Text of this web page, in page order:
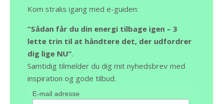
Kom straks igang med e-guiden:
“Sådan får du din energi tilbage igen – 3
lette trin til at håndtere det, der udfordrer
dig lige NU”.
Samtidig tilmelder du dig mit nyhedsbrev med
inspiration og gode tilbud.
E-mail adresse